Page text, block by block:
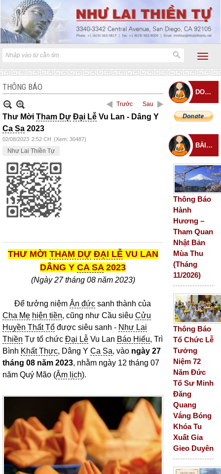
THÔNG BÁO
Trước Sau
Thư Mời Tham Dự Đại Lễ Vu Lan - Dâng Y
Ca Sa 2023
02/08/2023 2:52 CH (Xem: 30487)
Như Lai Thiền Tự
THƯ MỜI THAM DỰ ĐẠI LỄVU LAN
DÂNG Y CA SA2023
(Ngày27tháng 08 năm 2023)
Để tưởng niệm Ân đức sanh thành của
Cha Mẹ hiện tiền, cũng như Cầu siêu Cửu
Huyền Thất Tổ được siêu sanh - Như Lai
Thiền Tự tổ chức Đại Lễ Vu Lan Báo Hiếu, Trì
Bình Khất Thực, Dâng Y Ca Sa, vào ngày 27
tháng 08 năm 2023, nhằm ngày 12 tháng 07
năm Quý Mão (Âm lịch).
DONATE
BÀI ĐĂNG MỚI
Thông Báo
Hành
Hương –
Tham Quan
Nhật Bản
Mùa Thu
(Tháng
11/2026)
Thông Báo
Tổ Chức Lễ
Tưởng
Niệm 72
Năm Đức
Tổ Sư Minh
Đăng
Quang
Vắng Bóng
Khóa Tu
Xuất Gia
Gieo Duyên